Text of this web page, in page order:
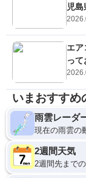
児
エ
っ
いまおすすめ
雨雲レーダ
現在の雨雲の
2週間天気
2週間先まで